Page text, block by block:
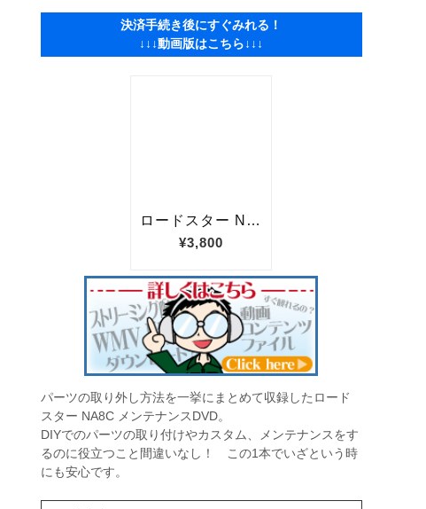
決済手続き後にすぐみれる！
↓↓↓動画版はこちら↓↓↓
パーツの取り外し方法を一挙にまとめて収録したロード
スター NA8C メンテナンスDVD。
DIYでのパーツの取り付けやカスタム、メンテナンスをす
るのに役立つこと間違いなし！ この1本でいざという時
にも安心です。